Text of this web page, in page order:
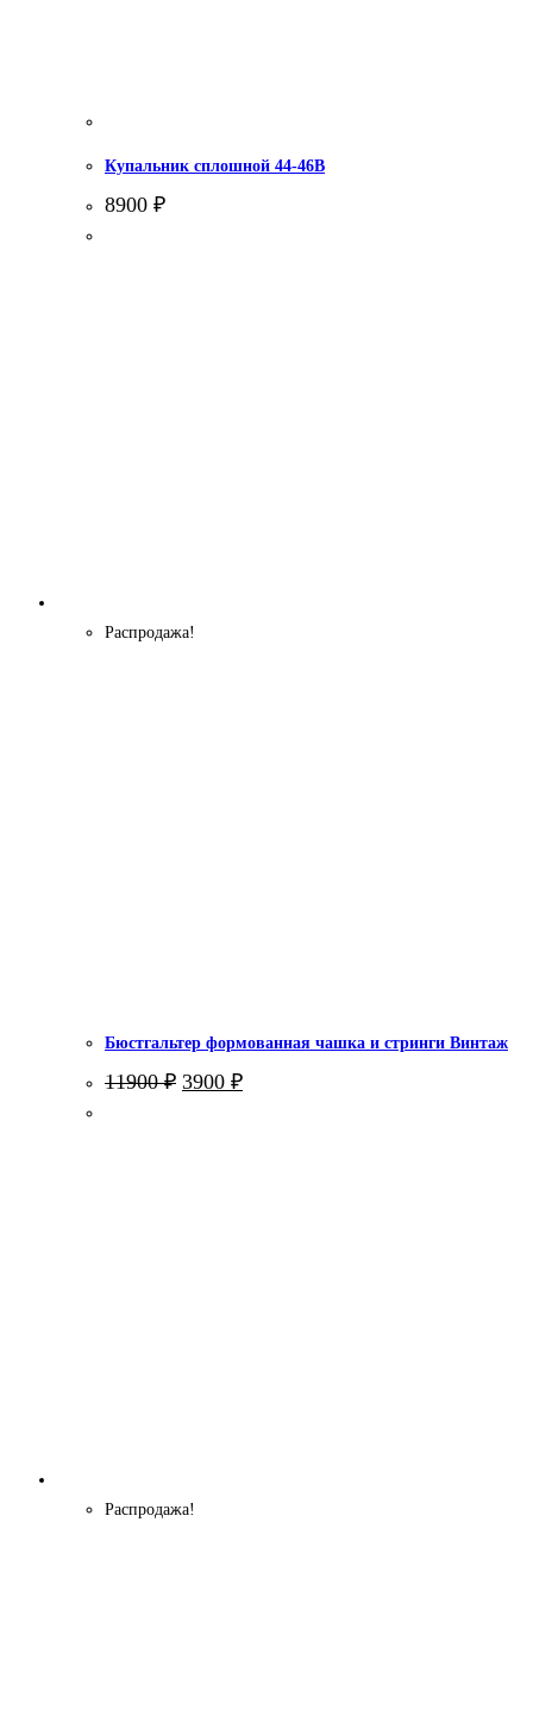
Купальник сплошной 44-46В
8900 ₽
Распродажа!
Бюстгальтер формованная чашка и стринги Винтаж
11900₽ Первоначальная
3900 ₽Текущая
Распродажа!